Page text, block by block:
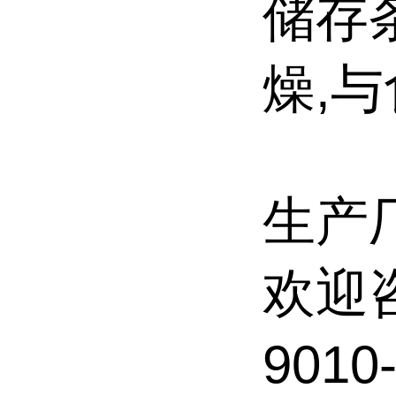
储存
燥,
生产
欢迎